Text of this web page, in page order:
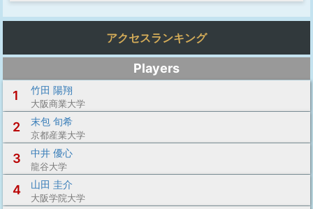
アクセスランキング
Players
1
竹田 陽翔
大阪商業大学
2 末包 旬希
京都産業大学
3 中井 優心
龍谷大学
4 山田 圭介
大阪学院大学